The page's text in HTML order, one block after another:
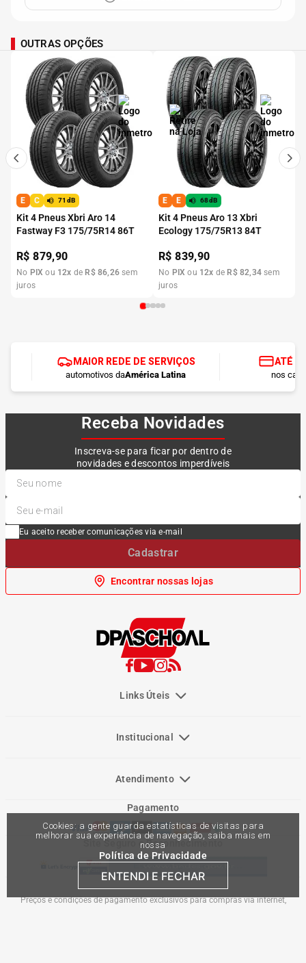
Cookies: a gente guarda estatísticas de visitas para
melhorar sua experiência de navegação, saiba mais em
nossa
Política de Privacidade
ENTENDI E FECHAR
OUTRAS OPÇÕES
E C 71dB
Kit 4 Pneus Xbri Aro 14
Fastway F3 175/75R14 86T
R$879,90
No PIX ou 12x de R$ 86,26 sem
juros
E E 68dB
Kit 4 Pneus Aro 13 Xbri
Ecology 175/75R13 84T
R$839,90
No PIX ou 12x de R$ 82,34 sem
juros
MAIOR REDE DE SERVIÇOS
automotivos daAmérica Latina
ATÉ
nos
Receba Novidades
Inscreva-se para ficar por dentro de
novidades e descontos imperdíveis
Eu aceito receber comunicações via e-mail
Cadastrar
Encontrar nossas lojas
Links Úteis
Institucional
Atendimento
Pagamento
Site Seguro e Reconhecimento
Preços e condições de pagamento exclusivos para compras via internet,